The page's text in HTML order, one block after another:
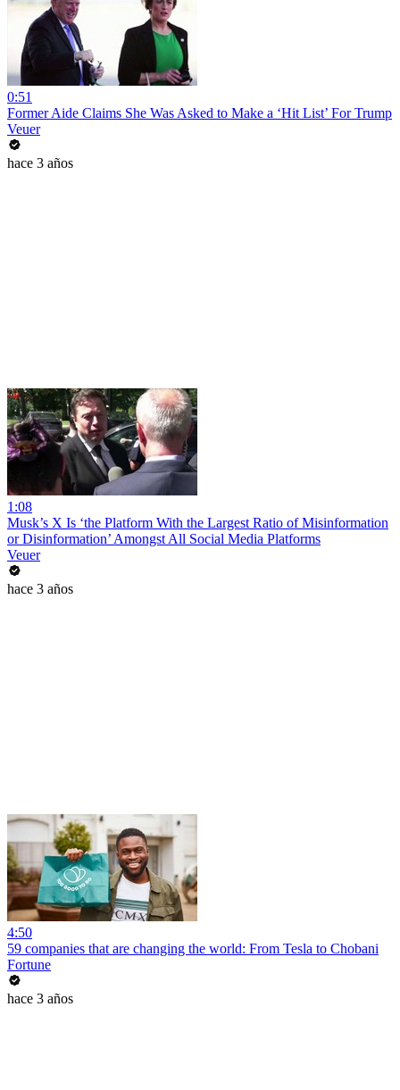
0:51
Former Aide Claims She Was Asked to Make a ‘Hit List’ For Trump
Veuer
hace 3 años
1:08
Musk’s X Is ‘the Platform With the Largest Ratio of Misinformation
or Disinformation’ Amongst All Social Media Platforms
Veuer
hace 3 años
4:50
59 companies that are changing the world: From Tesla to Chobani
Fortune
hace 3 años